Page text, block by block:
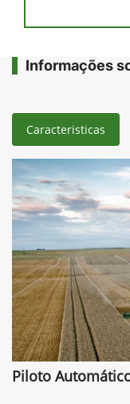
Informações
Caracteristicas
Piloto